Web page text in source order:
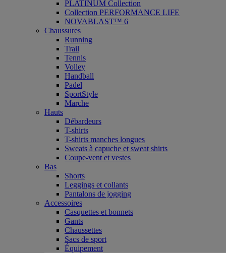
PLATINUM Collection
Collection PERFORMANCE LIFE
NOVABLAST™ 6
Chaussures
Running
Trail
Tennis
Volley
Handball
Padel
SportStyle
Marche
Hauts
Débardeurs
T-shirts
T-shirts manches longues
Sweats à capuche et sweat shirts
Coupe-vent et vestes
Bas
Shorts
Leggings et collants
Pantalons de jogging
Accessoires
Casquettes et bonnets
Gants
Chaussettes
Sacs de sport
Équipement